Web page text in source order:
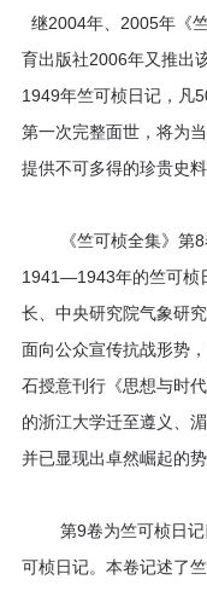
继2004年、2005年《
育出版社2006年又推
1949年竺可桢日记，凡
第一次完整面世，将为
提供不可多得的珍贵史料
《竺可桢全集》第8
1941—1943年的竺可桢
长、中央研究院气象研
面向公众宣传抗战形势
石授意刊行《思想与时
的浙江大学迁至遵义、
并已显现出卓然崛起的势
第9卷为竺可桢日记
可桢日记。本卷记述了